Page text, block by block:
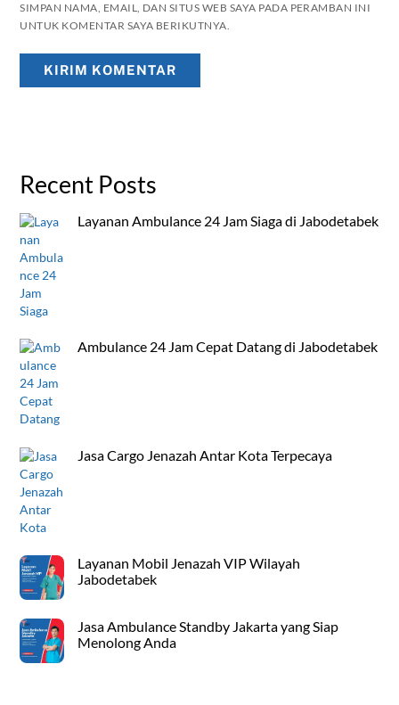
SIMPAN NAMA, EMAIL, DAN SITUS WEB SAYA PADA PERAMBAN INI
UNTUK KOMENTAR SAYA BERIKUTNYA.
Recent Posts
Layanan Ambulance 24 Jam Siaga di Jabodetabek
Ambulance 24 Jam Cepat Datang di Jabodetabek
Jasa Cargo Jenazah Antar Kota Terpecaya
Layanan Mobil Jenazah VIP Wilayah
Jabodetabek
Jasa Ambulance Standby Jakarta yang Siap
Menolong Anda